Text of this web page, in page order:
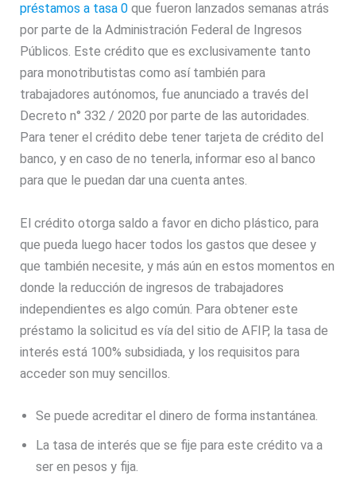
préstamos a tasa 0 que fueron lanzados semanas atrás
por parte de la Administración Federal de Ingresos
Públicos. Este crédito que es exclusivamente tanto
para monotributistas como así también para
trabajadores autónomos, fue anunciado a través del
Decreto n° 332 / 2020 por parte de las autoridades.
Para tener el crédito debe tener tarjeta de crédito del
banco, y en caso de no tenerla, informar eso al banco
para que le puedan dar una cuenta antes.
El crédito otorga saldo a favor en dicho plástico, para
que pueda luego hacer todos los gastos que desee y
que también necesite, y más aún en estos momentos en
donde la reducción de ingresos de trabajadores
independientes es algo común. Para obtener este
préstamo la solicitud es vía del sitio de AFIP, la tasa de
interés está 100% subsidiada, y los requisitos para
acceder son muy sencillos.
Se puede acreditar el dinero de forma instantánea.
La tasa de interés que se fije para este crédito va a
ser en pesos y fija.